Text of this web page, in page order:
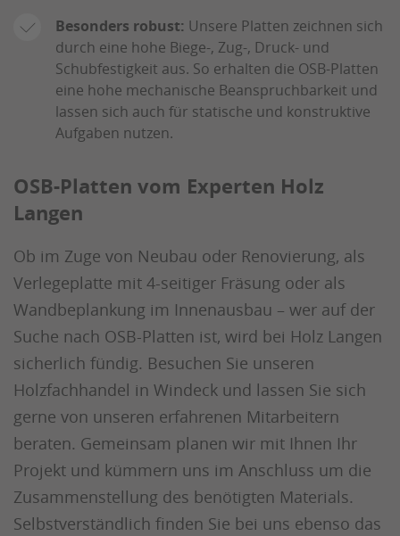
Besonders robust: Unsere Platten zeichnen sich
durch eine hohe Biege-, Zug-, Druck- und
Schubfestigkeit aus. So erhalten die OSB-Platten
eine hohe mechanische Beanspruchbarkeit und
lassen sich auch für statische und konstruktive
Aufgaben nutzen.
OSB-Platten vom Experten Holz
Langen
Ob im Zuge von Neubau oder Renovierung, als
Verlegeplatte mit 4-seitiger Fräsung oder als
Wandbeplankung im Innenausbau – wer auf der
Suche nach OSB-Platten ist, wird bei Holz Langen
sicherlich fündig. Besuchen Sie unseren
Holzfachhandel in Windeck und lassen Sie sich
gerne von unseren erfahrenen Mitarbeitern
beraten. Gemeinsam planen wir mit Ihnen Ihr
Projekt und kümmern uns im Anschluss um die
Zusammenstellung des benötigten Materials.
Selbstverständlich finden Sie bei uns ebenso das